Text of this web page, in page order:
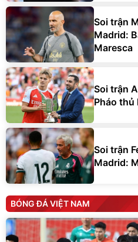
Soi trận
Madrid:
Maresca
Soi trận
Pháo thủ
Soi trận
Madrid:
BÓNG ĐÁ VIỆT NAM